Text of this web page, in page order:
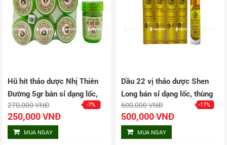
Dầu 22 vị thảo dược Shen
Long bán sỉ dạng lốc, thùng
giá tốt | Dauthaoduoc.net
600,000 VNĐ -17%
500,000 VNĐ
MUA NGAY
Thuốc rắn Thái Lan số 1 Kia
Tu Tan 240 Viên
5,172,000 VNĐ -6%
4,872,000 VNĐ
MUA NGAY